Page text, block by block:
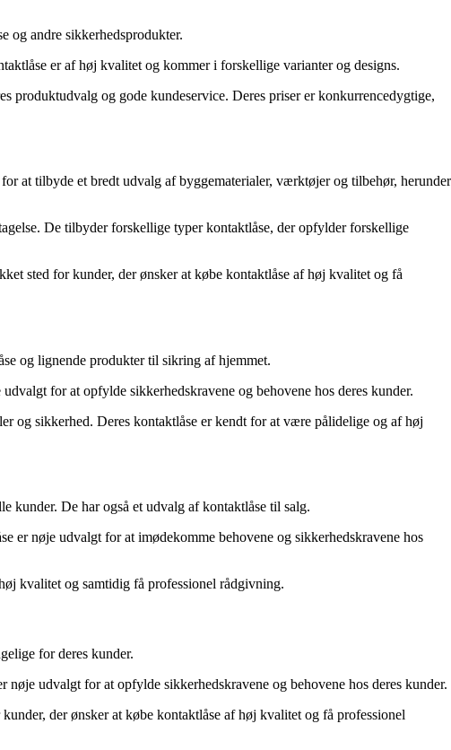
og andre sikkerhedsprodukter.
er af høj kvalitet og kommer i forskellige varianter og designs.
produktudvalg og gode kundeservice. Deres priser er konkurrencedygtige,
at tilbyde et bredt udvalg af byggematerialer, værktøjer og tilbehør, herunder
De tilbyder forskellige typer kontaktlåse, der opfylder forskellige
sted for kunder, der ønsker at købe kontaktlåse af høj kvalitet og få
og lignende produkter til sikring af hjemmet.
for at opfylde sikkerhedskravene og behovene hos deres kunder.
og sikkerhed. Deres kontaktlåse er kendt for at være pålidelige og af høj
kunder. De har også et udvalg af kontaktlåse til salg.
er nøje udvalgt for at imødekomme behovene og sikkerhedskravene hos
kvalitet og samtidig få professionel rådgivning.
for deres kunder.
udvalgt for at opfylde sikkerhedskravene og behovene hos deres kunder.
der ønsker at købe kontaktlåse af høj kvalitet og få professionel